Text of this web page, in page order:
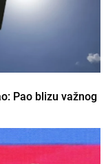
Pao blizu važnog